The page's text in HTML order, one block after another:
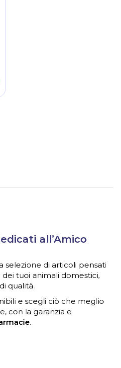
all’Amico
selezione di articoli pensati
tuoi animali domestici,
qualità.
e scegli ciò che meglio
con la garanzia e
.